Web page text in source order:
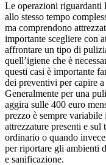
Le operazioni riguardanti
allo stesso tempo
ma comprendono
importante scegliere con
affrontare un tipo di
quell’igiene che è
questi casi è importante
dei preventivi per capire
Generalmente per una
aggira sulle 400 euro
prezzo è sempre variabile
attrezzature presenti e
ordinario o quando
per riportare gli ambienti
e sanificazione.